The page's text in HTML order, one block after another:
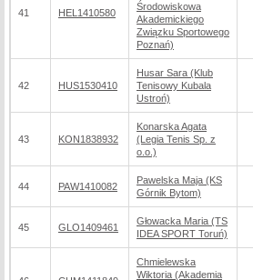
41 HEL1410580
Środowiskowa
Akademickiego
Związku Sportowego
Poznań)
42 HUS1530410
Husar Sara (Klub
Tenisowy Kubala
Ustroń)
43 KON1838932
Konarska Agata
(Legia Tenis Sp. z
o.o.)
44 PAW1410082
Pawelska Maja (KS
Górnik Bytom)
45 GLO1409461
Głowacka Maria (TS
IDEA SPORT Toruń)
Chmielewska
Wiktoria (Akademia